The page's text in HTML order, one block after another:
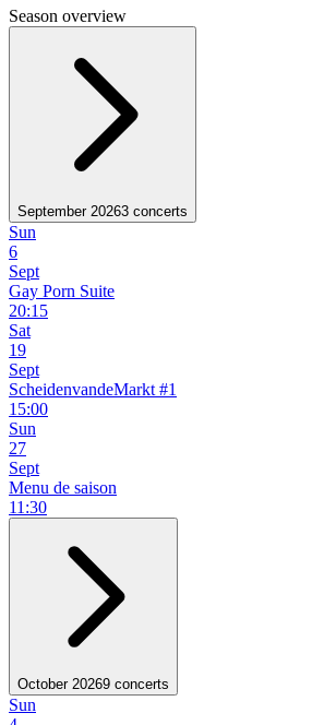
Season overview
September 20263 concerts
Sun
6
Sept
Gay Porn Suite
20:15
Sat
19
Sept
ScheidenvandeMarkt #1
15:00
Sun
27
Sept
Menu de saison
11:30
October 20269 concerts
Sun